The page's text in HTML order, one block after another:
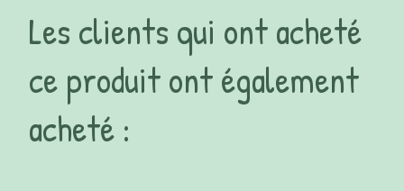
Les clients qui ont acheté
ce produit ont également
acheté :